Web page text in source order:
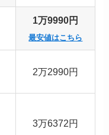
1万9990円
最安値はこちら
2万2990円
3万6372円